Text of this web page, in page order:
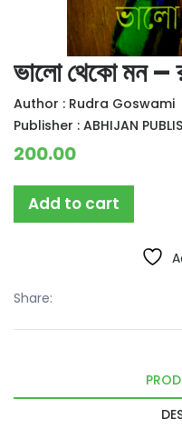
ভালো থেকো মন –
Author : Rudra Goswami
Publisher : ABHIJAN
200.00
Add to cart
Share: